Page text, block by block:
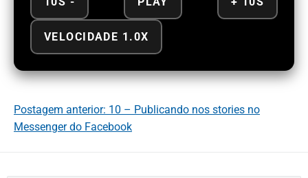
VELOCIDADE 1.0X
Postagem anterior: 10 – Publicando nos stories no
Messenger do Facebook